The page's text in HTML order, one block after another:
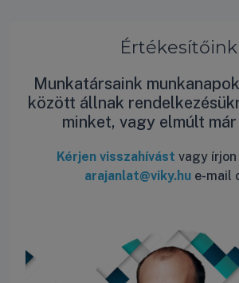
Értékesítőink
Munkatársaink
között állnak
minket, vagy elmúlt már
Kérjen visszahívást vagy írjon
arajanlat@viky.hu e-mail